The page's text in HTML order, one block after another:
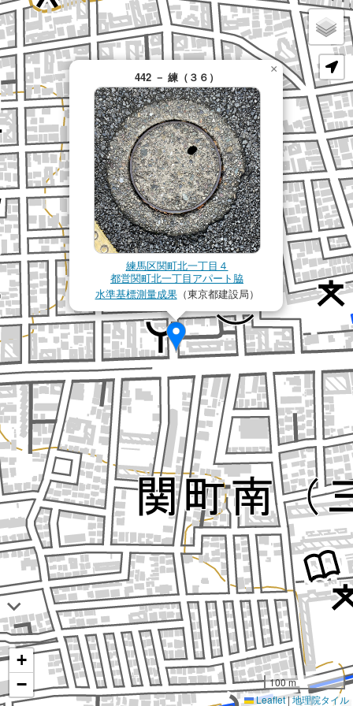
442 － 練（３６）
練馬区関町北一丁目４
都営関町北一丁目アパート脇
水準基標測量成果（東京都建設局）
×
+
−
100 m
Leaflet|地理院タイル